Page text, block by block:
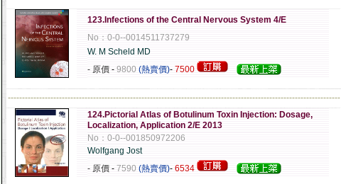
123.Infections of the Central Nervous System 4/E
No：0-0--0014511737279
W. M Scheld MD
- 原價 - 9800 (熱賣價)- 7500
---------------------------------------------------------------------------------------------------------------------
124.Pictorial Atlas of Botulinum Toxin Injection: Dosage,
Localization, Application 2/E 2013
No：0-0--001850972206
Wolfgang Jost
- 原價 - 7590 (熱賣價)- 6534